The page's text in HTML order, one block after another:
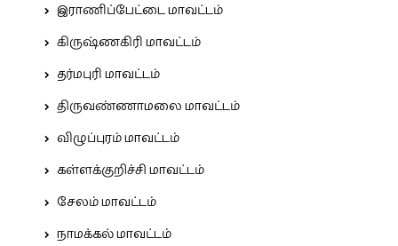
இராணிப்பேட்டை மாவட்டம்
கிருஷ்ணகிரி மாவட்டம்
தர்மபுரி மாவட்டம்
திருவண்ணாமலை மாவட்டம்
விழுப்புரம் மாவட்டம்
கள்ளக்குறிச்சி மாவட்டம்
சேலம் மாவட்டம்
நாமக்கல் மாவட்டம்